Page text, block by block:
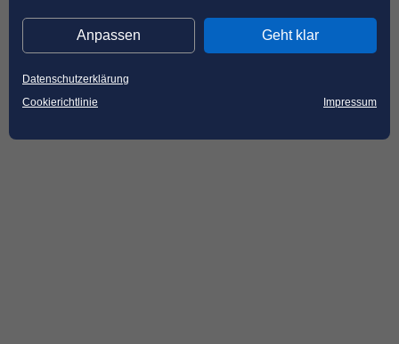
Anpassen Geht klar
Datenschutzerklärung
Cookierichtlinie
Impressum